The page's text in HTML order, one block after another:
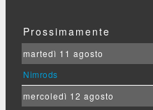
Prossimamente
martedì 11 agosto
Nimrods
mercoledì 12 agosto